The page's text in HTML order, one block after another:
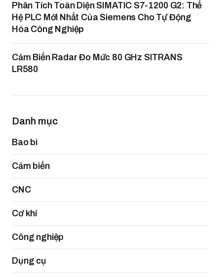
Phân Tích Toàn Diện SIMATIC S7-1200 G2: Thế
Hệ PLC Mới Nhất Của Siemens Cho Tự Động
Hóa Công Nghiệp
Cảm Biến Radar Đo Mức 80 GHz SITRANS
LR580
Danh mục
Bao bì
Cảm biến
CNC
Cơ khí
Công nghiệp
Dụng cụ